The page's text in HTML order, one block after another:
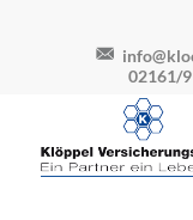
02161/